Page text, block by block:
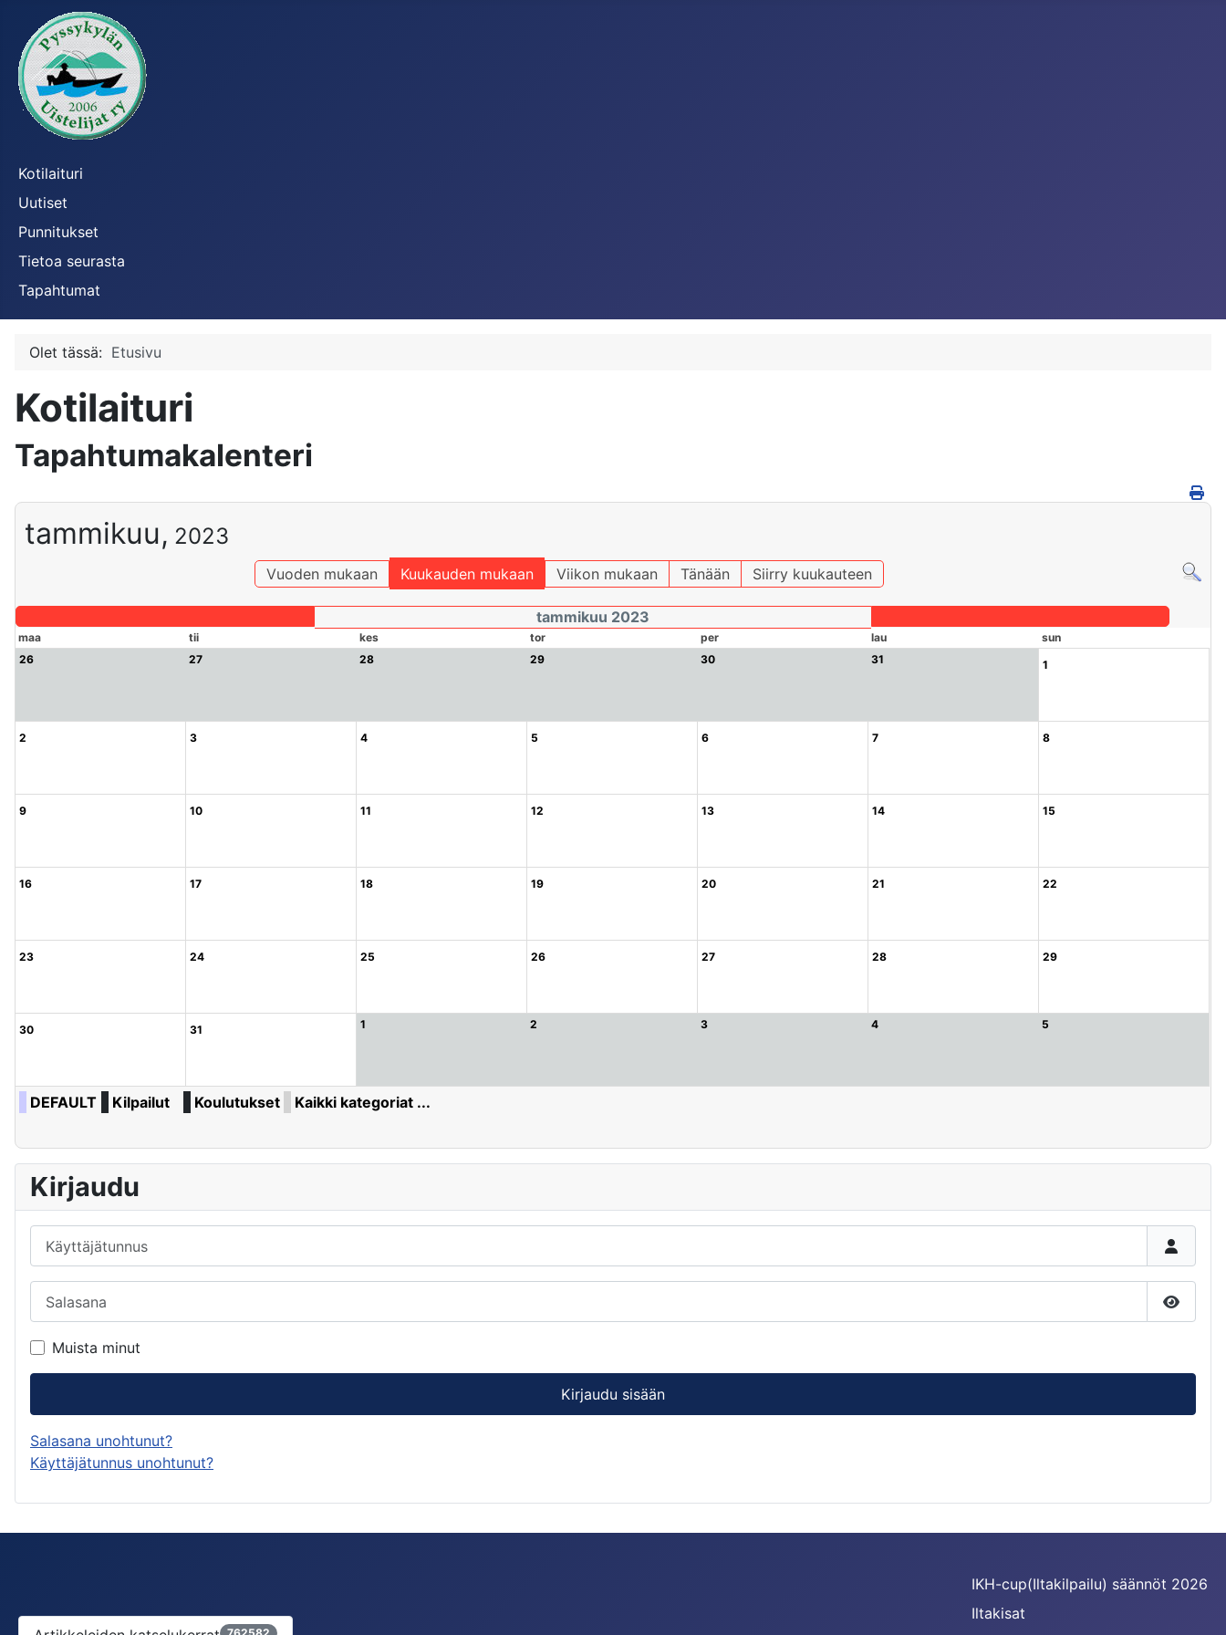
Kotilaituri
Uutiset
Punnitukset
Tietoa seurasta
Tapahtumat
Olet tässä: Etusivu
Kotilaituri
Tapahtumakalenteri
tammikuu, 2023
Vuoden mukaan Kuukauden mukaan Viikon mukaan Tänään Siirry kuukauteen
tammikuu 2023
maa tii kes tor per lau
sun
26
27 28 29 30 31 1
2 3 4 5 6 7 8
9 10 11 12 13 14 15
16 17 18 19 20 21 22
23 24 25 26 27 28 29
30 31 1 2 3 4 5
DEFAULT Kilpailut Koulutukset Kaikki kategoriat ...
Kirjaudu
Näytä
Muista minut
Kirjaudu sisään
Salasana unohtunut?
Käyttäjätunnus unohtunut?
IKH-cup(Iltakilpailu) säännöt 2026
Iltakisat